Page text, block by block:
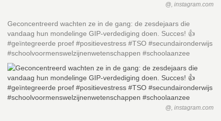
@, instagram.com
Geconcentreerd wachten ze in de gang: de zesdejaars die
vandaag hun mondelinge GIP-verdediging doen. Succes! 👍
#geïntegreerde proef #positievestress #TSO #secundaironderwijs
#schoolvoormenswelzijnenwetenschappen #schoolaanzee
@, instagram.com